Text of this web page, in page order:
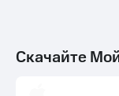
Скачайте